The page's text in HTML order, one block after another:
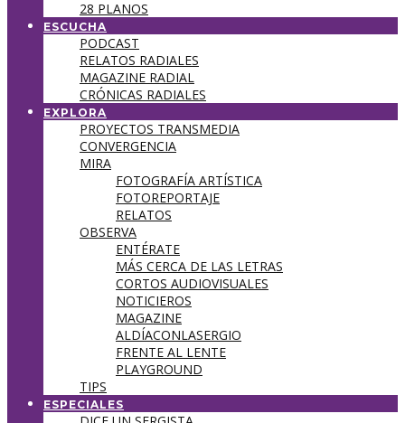
28 PLANOS
ESCUCHA
PODCAST
RELATOS RADIALES
MAGAZINE RADIAL
CRÓNICAS RADIALES
EXPLORA
PROYECTOS TRANSMEDIA
CONVERGENCIA
MIRA
FOTOGRAFÍA ARTÍSTICA
FOTOREPORTAJE
RELATOS
OBSERVA
ENTÉRATE
MÁS CERCA DE LAS LETRAS
CORTOS AUDIOVISUALES
NOTICIEROS
MAGAZINE
ALDÍACONLASERGIO
FRENTE AL LENTE
PLAYGROUND
TIPS
ESPECIALES